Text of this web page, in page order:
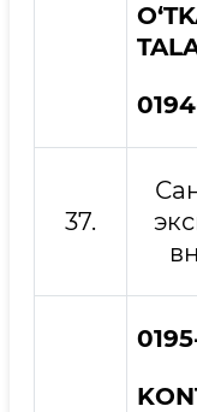
0194
37.
0195